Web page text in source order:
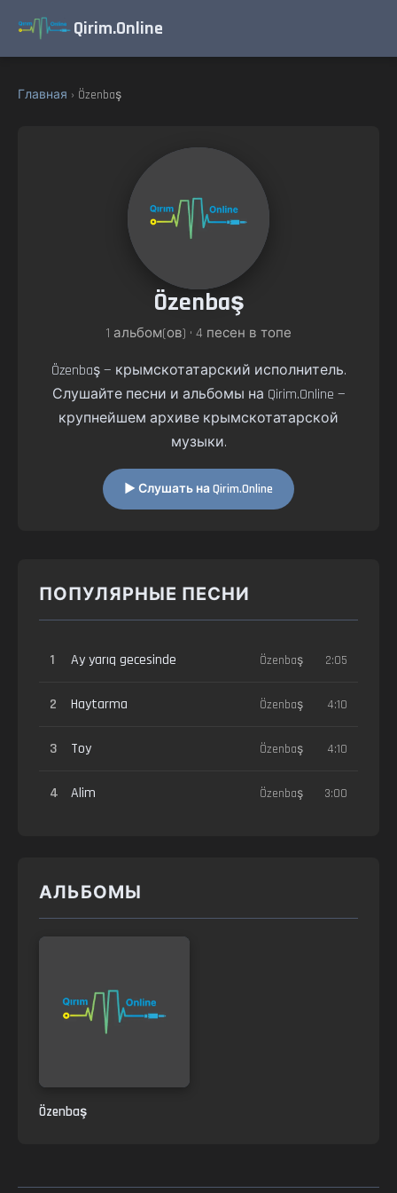
Qirim.Online
Главная › Özenbaş
Özenbaş
1 альбом(ов) • 4 песен в топе
Özenbaş — крымскотатарский исполнитель.
Слушайте песни и альбомы на Qirim.Online —
крупнейшем архиве крымскотатарской
музыки.
▶ Слушать на Qirim.Online
ПОПУЛЯРНЫЕ ПЕСНИ
1 Ay yarıq gecesinde Özenbaş 2:05
2 Haytarma Özenbaş 4:10
3 Toy Özenbaş 4:10
4 Alim Özenbaş 3:00
АЛЬБОМЫ
Özenbaş